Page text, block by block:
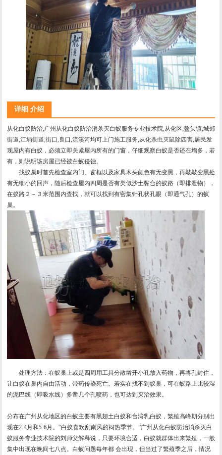
详细 介绍
从化白蚁防治,广州从化白蚁防治消杀灭白蚁服务专业技术院,从化区,鳌头镇,城郊
街道,江埔街道,街口,良口,流溪河均可上门施工服务,从化杀虫灭鼠除四害,居民发
现屋内有白蚁，必须立即关紧屋内所有的门窗，仔细观察白蚁是否还在增多，若
有，则说明该房屋已经被白蚁侵蚀。
找蚁巢时首先检查室内门、窗框以及家具木头颜色有无变黑，再敲敲变黑处
有无细小的回声，随后检查屋内四周是否有类似沙土黏合的蚁路（即排泄物），
在蚁路２－３米范围内查找，就可以找到有密集针孔状孔眼（即通气孔）的蚁
巢。
处理方法：在蚁巢上或是四周用工具分散凿开小孔放入药物，再将孔封住，
让白蚁在巢内自由活动，带药传染死亡。若实在找不到蚁巢，可在蚁路上比较湿
的泥巴线（即吸水线）多凿几个孔喷药，也可达到灭治效果。
分布在广州从化地区的白蚁主要有黑翅土白蚁和台湾乳白蚁，繁殖高峰期分别出
现在2-4月和5-6月。“白蚁喜欢刮南风的闷热季节。”广州从化白蚁防治消杀灭白
蚁服务专业技术院的刘师父解释说，只要环境合适，白蚁就群体出来繁殖，一般
集中出现在晚间七八点。白蚁问题每年都 会出现，但当过了繁殖季之后，情况